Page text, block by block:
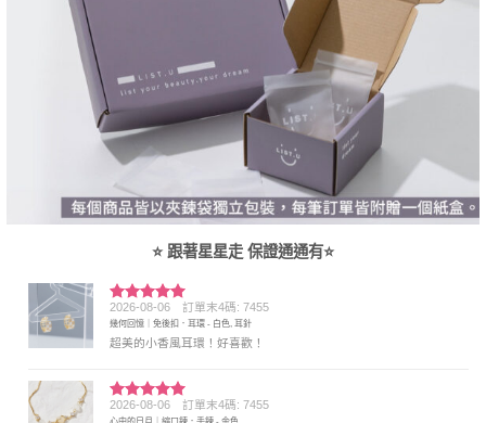
⭐ 跟著星星走 保證通通有⭐
評分5 滿
分 5
2026-08-06 訂單末4碼: 7455
幾何回憶｜免後扣．耳環 - 白色, 耳針
超美的小香風耳環！好喜歡！
評分5 滿
2026-08-06 訂單末4碼: 7455